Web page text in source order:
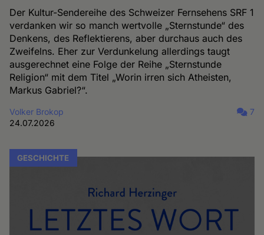
Der Kultur-Sendereihe des Schweizer Fernsehens SRF 1
verdanken wir so manch wertvolle „Sternstunde“ des
Denkens, des Reflektierens, aber durchaus auch des
Zweifelns. Eher zur Verdunkelung allerdings taugt
ausgerechnet eine Folge der Reihe „Sternstunde
Religion“ mit dem Titel „Worin irren sich Atheisten,
Markus Gabriel?“.
Volker Brokop
24.07.2026
7
GESCHICHTE